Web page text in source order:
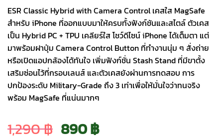
ESR Classic Hybrid with Camera Control เคสใส MagSafe
สำหรับ iPhone ที่ออกแบบมาให้ครบทั้งฟังก์ชันและสไตล์ ตัวเคส
เป็น Hybrid PC + TPU เคลียร์ใส โชว์ดีไซน์ iPhone ได้เต็มตา แต่
มาพร้อมฝาปุ่ม Camera Control Button ที่ทำงานนุ่ม ๆ สั่งถ่าย
หรือเปิดแอปกล้องได้ทันใจ เพิ่มฟังก์ชั่น Stash Stand ที่มีขาตั้ง
เสริมซ่อนไว้ที่กรอบเลนส์ และตัวเคสยังผ่านการทดสอบ การ
ปกป้องระดับ Military-Grade ถึง 3 เท่าเพื่อให้มั่นใจว่าทนจริง
พร้อม MagSafe ที่แน่นมากๆ
1,290฿ Original
890฿Current